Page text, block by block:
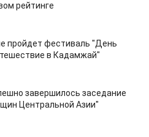
рейтинге
пройдет фестиваль "День
в Кадамжай"
завершилось заседание
Центральной Азии"